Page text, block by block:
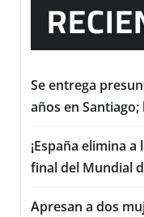
Se entrega
años en
¡España elimina
final del Mundial
Apresan a dos